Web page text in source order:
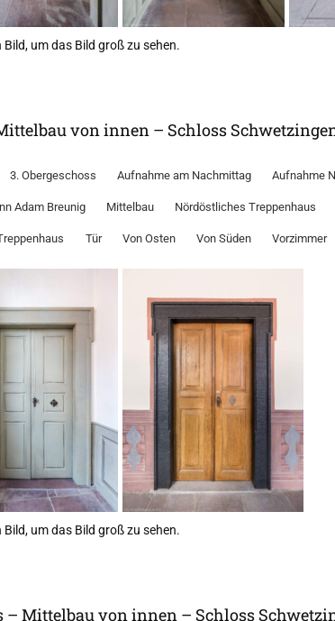
um das Bild groß zu sehen.
von innen – Schloss
3. Obergeschoss Aufnahme am Nachmittag Aufnahme
Adam Breunig Mittelbau Nördöstliches Treppenhaus
Tür Von Osten Von Süden Vorzimmer
um das Bild groß zu sehen.
Mittelbau von innen – Schloss